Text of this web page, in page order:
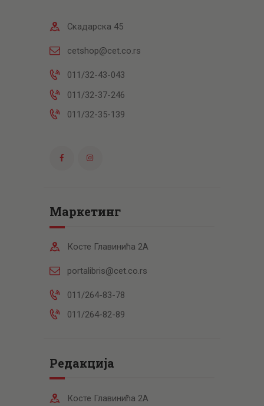
Скадарска 45
cetshop@cet.co.rs
011/32-43-043
011/32-37-246
011/32-35-139
Маркетинг
Косте Главинића 2А
portalibris@cet.co.rs
011/264-83-78
011/264-82-89
Редакција
Косте Главинића 2А